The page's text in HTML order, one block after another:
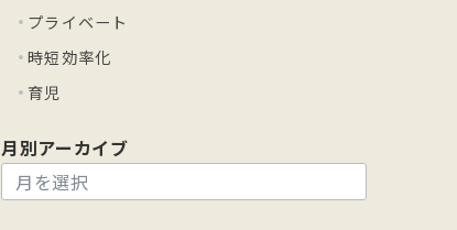
プライベート
時短効率化
育児
月別アーカイブ